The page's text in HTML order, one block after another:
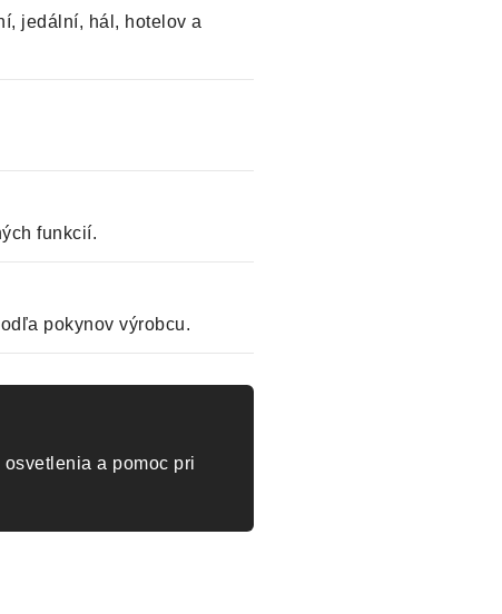
jedální, hál, hotelov a
funkcií.
pokynov výrobcu.
a pomoc pri